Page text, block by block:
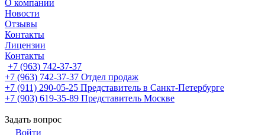
О компании
Новости
Отзывы
Контакты
Лицензии
Контакты
+7 (963) 742-37-37
+7 (963) 742-37-37 Отдел продаж
+7 (911) 290-05-25 Представитель в Санкт-Петербурге
+7 (903) 619-35-89 Представитель Москве
Задать вопрос
Войти